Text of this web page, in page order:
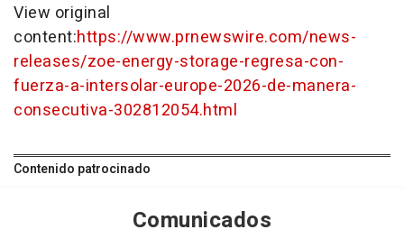
View original
content:https://www.prnewswire.com/news-
releases/zoe-energy-storage-regresa-con-
fuerza-a-intersolar-europe-2026-de-manera-
consecutiva-302812054.html
Contenido patrocinado
Comunicados